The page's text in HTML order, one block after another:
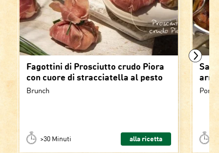
Fagottini di Prosciutto crudo Piora
con cuore di stracciatella al pesto
Brunch
>30 Minuti alla ricetta